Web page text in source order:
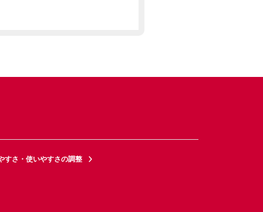
すさ・使いやすさの調整